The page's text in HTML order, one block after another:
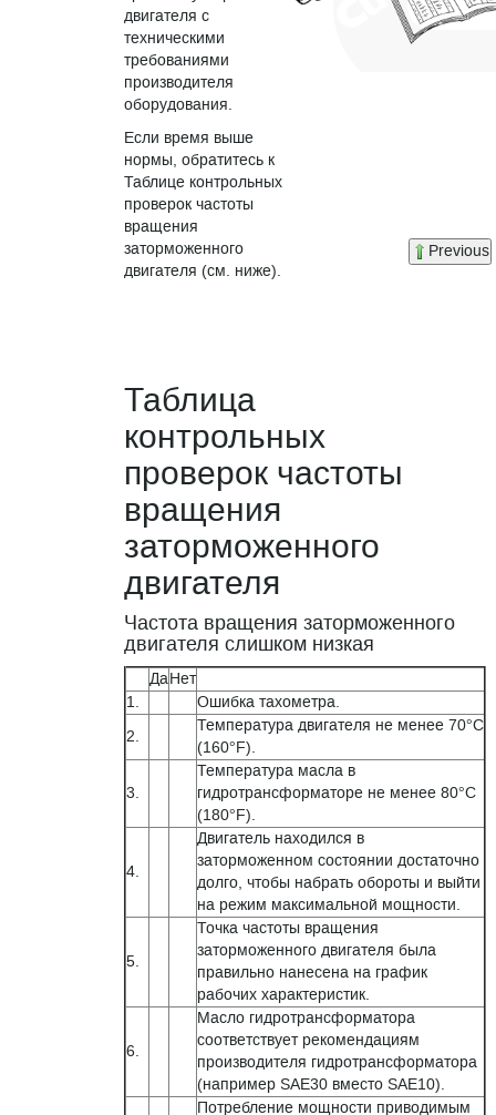
двигателя с
техническими
требованиями
производителя
оборудования.
Если время выше
нормы, обратитесь к
Таблице контрольных
проверок частоты
вращения
заторможенного
двигателя (см. ниже).
Previous
Таблица
контрольных
проверок частоты
вращения
заторможенного
двигателя
Частота вращения заторможенного
двигателя слишком низкая
ДаНет
1.
Ошибка тахометра.
2.
Температура двигателя не менее 70°C
(160°F).
3.
Температура масла в
гидротрансформаторе не менее 80°C
(180°F).
4.
Двигатель находился в
заторможенном состоянии достаточно
долго, чтобы набрать обороты и выйти
на режим максимальной мощности.
5.
Точка частоты вращения
заторможенного двигателя была
правильно нанесена на график
рабочих характеристик.
6.
Масло гидротрансформатора
соответствует рекомендациям
производителя гидротрансформатора
(например SAE30 вместо SAE10).
Потребление мощности приводимым